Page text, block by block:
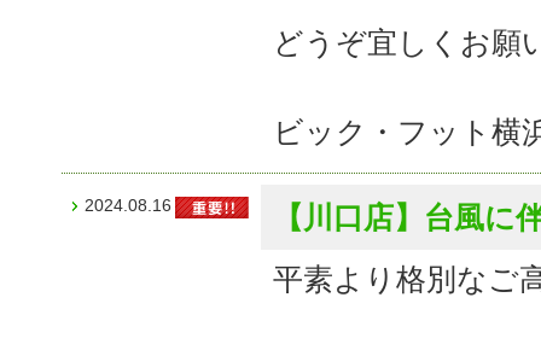
どうぞ宜しくお願
ビック・フット横
2024.08.16
【川口店】台風に
平素より格別なご